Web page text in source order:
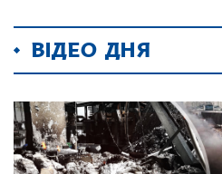
ВІДЕО ДНЯ